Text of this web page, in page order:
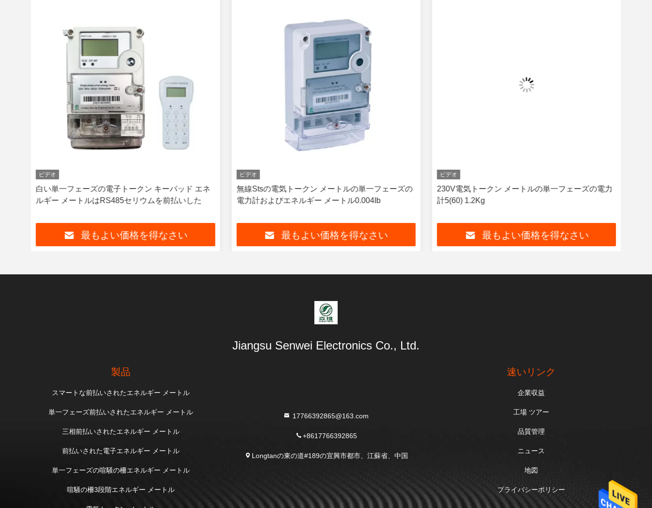
ビデオ
白い単一フェーズの電子トークン キーパッド エネ
ルギー メートルはRS485セリウムを前払いした
最もよい価格を得なさい
ビデオ
無線Stsの電気トークン メートルの単一フェーズの
電力計およびエネルギー メートル0.004Ib
最もよい価格を得なさい
ビデオ
230V電気トークン メートルの単一フェーズの電力
計5(60) 1.2Kg
最もよい価格を得なさい
Jiangsu Senwei Electronics Co., Ltd.
製品
スマートな前払いされたエネルギー メートル
単一フェーズ前払いされたエネルギー メートル
三相前払いされたエネルギー メートル
前払いされた電子エネルギー メートル
単一フェーズの喧騒の柵エネルギー メートル
喧騒の柵3段階エネルギー メートル
17766392865@163.com
+8617766392865
Longtanの東の道#189の宜興市都市、江蘇省、中国
速いリンク
企業収益
工場 ツアー
品質管理
ニュース
地図
プライバシーポリシー